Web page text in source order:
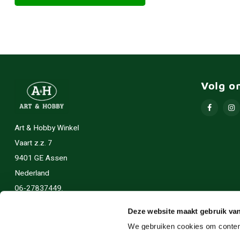
Deze website maakt gebruik
We gebruiken cookies om
Art & Hobby Winkel
Vaart z.z. 7
9401 GE Assen
Nederland
06-27837449.
Volg